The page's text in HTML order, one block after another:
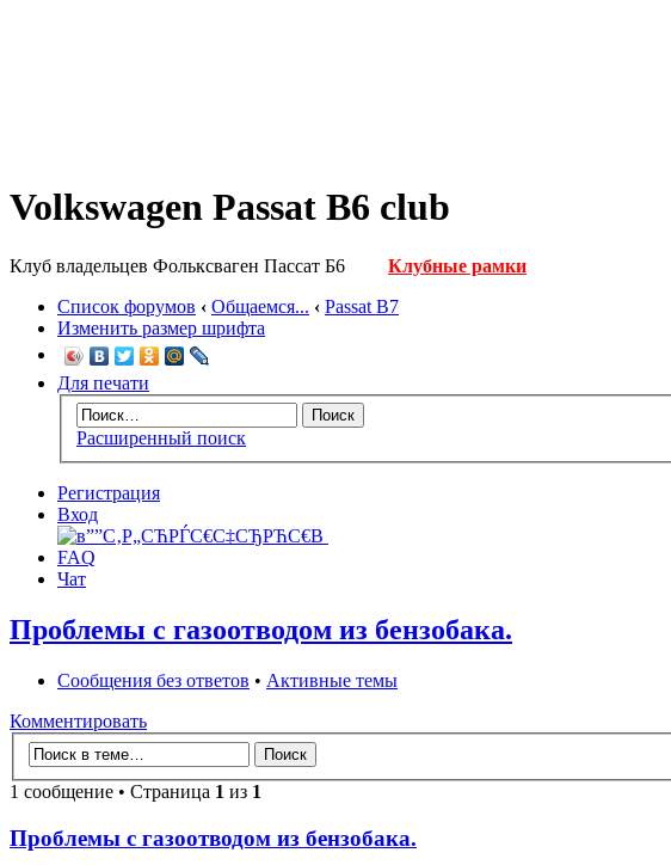
Volkswagen Passat B6 club
Клуб владельцев Фольксваген Пассат Б6
Клубные рамки
Список форумов ‹ Общаемся... ‹ Passat B7
Изменить размер шрифта
Для печати
Расширенный поиск
Регистрация
Вход
FAQ
Чат
Проблемы с газоотводом из бензобака.
Сообщения без ответов • Активные темы
Комментировать
1 сообщение • Страница 1 из 1
Проблемы с газоотводом из бензобака.